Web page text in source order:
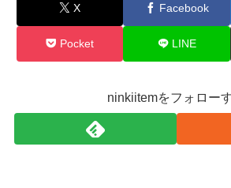
X Facebook
Pocket LINE
ninkiitemをフォロー